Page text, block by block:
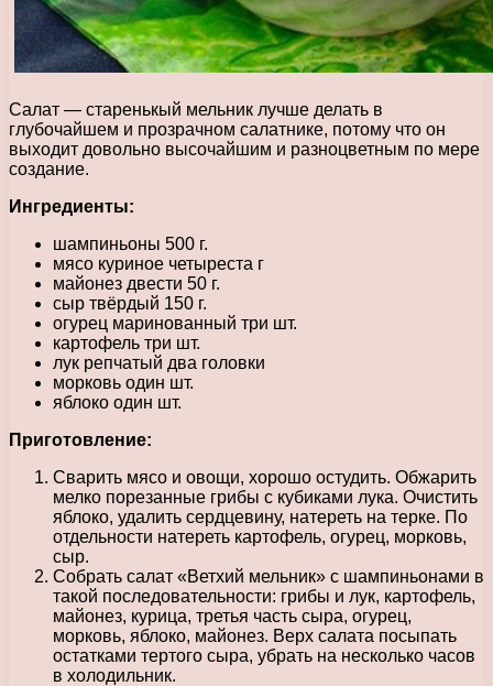
Салат — старенькый мельник лучше делать в
глубочайшем и прозрачном салатнике, потому что он
выходит довольно высочайшим и разноцветным по мере
создание.
Ингредиенты:
шампиньоны 500 г.
мясо куриное четыреста г
майонез двести 50 г.
сыр твёрдый 150 г.
огурец маринованный три шт.
картофель три шт.
лук репчатый два головки
морковь один шт.
яблоко один шт.
Приготовление:
Сварить мясо и овощи, хорошо остудить. Обжарить
мелко порезанные грибы с кубиками лука. Очистить
яблоко, удалить сердцевину, натереть на терке. По
отдельности натереть картофель, огурец, морковь,
сыр.
Собрать салат «Ветхий мельник» с шампиньонами в
такой последовательности: грибы и лук, картофель,
майонез, курица, третья часть сыра, огурец,
морковь, яблоко, майонез. Верх салата посыпать
остатками тертого сыра, убрать на несколько часов
в холодильник.